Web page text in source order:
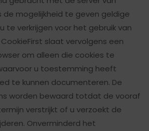
de mogelijkheid te geven geldige
te verkrijgen voor het gebruik van
slaat vervolgens een
om alleen die cookies te
u toestemming heeft
te kunnen documenteren. De
worden bewaard totdat de vooraf
verstrijkt of u verzoekt de
Onverminderd het